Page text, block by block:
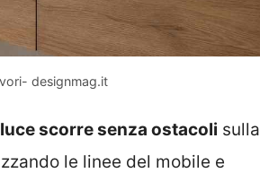
designmag.it
scorre senza ostacoli sulla
le linee del mobile e